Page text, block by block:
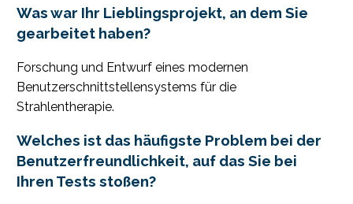
Was war Ihr Lieblingsprojekt, an dem Sie
gearbeitet haben?
Forschung und Entwurf eines modernen
Benutzerschnittstellensystems für die
Strahlentherapie.
Welches ist das häufigste Problem bei der
Benutzerfreundlichkeit, auf das Sie bei
Ihren Tests stoßen?